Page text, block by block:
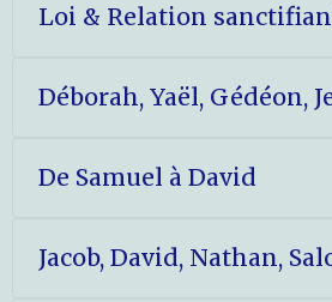
Loi & Relation
Déborah, Yaël, Gédéon,
De Samuel à David
Jacob, David, Nathan,